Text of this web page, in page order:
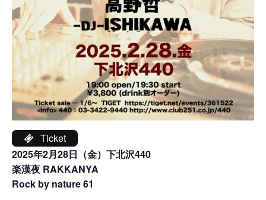
Ticket
2025年2月28日（金）下北沢440
楽漢夜 RAKKANYA
Rock by nature 61